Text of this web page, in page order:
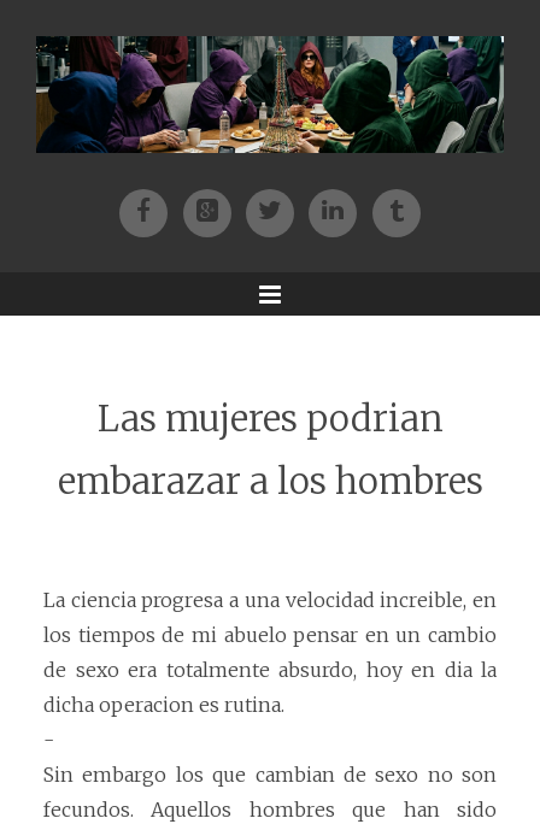
FacebookPatreonTwitterInstagram
Tik-tok
Menu
Las mujeres podrian
embarazar a los hombres
La ciencia progresa a una velocidad increible, en
los tiempos de mi abuelo pensar en un cambio
de sexo era totalmente absurdo, hoy en dia la
dicha operacion es rutina.
-
Sin embargo los que cambian de sexo no son
fecundos. Aquellos hombres que han sido